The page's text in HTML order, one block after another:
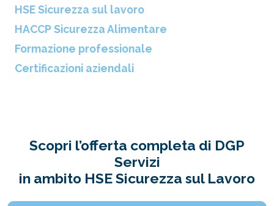
HSE Sicurezza sul lavoro
HACCP Sicurezza Alimentare
Formazione professionale
Certificazioni aziendali
Scopri l’offerta completa di DGP
Servizi
in ambito HSE Sicurezza sul Lavoro